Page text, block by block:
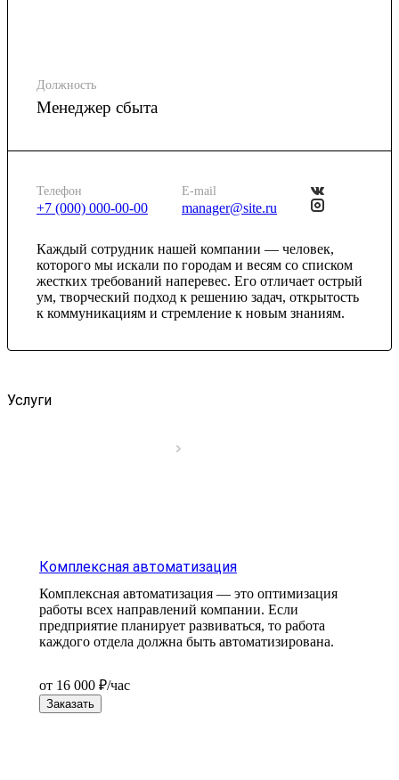
Должность
Менеджер сбыта
Телефон
+7 (000) 000-00-00
E-mail
manager@site.ru
Каждый сотрудник нашей компании — человек,
которого мы искали по городам и весям со списком
жестких требований наперевес. Его отличает острый
ум, творческий подход к решению задач, открытость
к коммуникациям и стремление к новым знаниям.
Услуги
Комплексная автоматизация
Комплексная автоматизация — это оптимизация
работы всех направлений компании. Если
предприятие планирует развиваться, то работа
каждого отдела должна быть автоматизирована.
от 16 000 ₽/час
Заказать